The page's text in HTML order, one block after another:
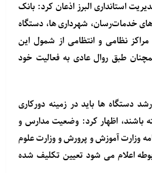
استانداری البرز اذعان کرد: بانک
خدمات‌رسان، شهرداری ها، دستگاه
نظامی و انتظامی از شمول این
طبق روال عادی به فعالیت خود
دستگاه ها باید در زمینه دورکاری
باشند، اظهار کرد: وضعیت مدارس و
وزارت آموزش و پرورش و وزارت علوم
اعلام می شود تعیین تکلیف شده